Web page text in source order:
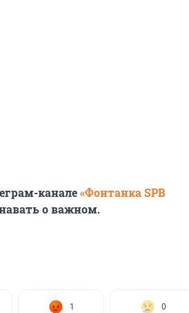
канале«Фонтанка SPB
о важном.
1 0